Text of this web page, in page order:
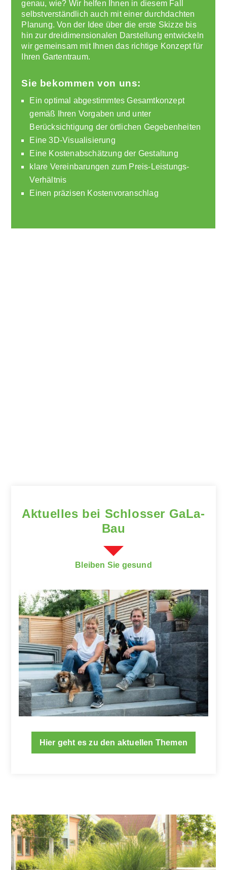
genau, wie? Wir helfen Ihnen in diesem Fall
selbstverständlich auch mit einer durchdachten
Planung. Von der Idee über die erste Skizze bis
hin zur dreidimensionalen Darstellung entwickeln
wir gemeinsam mit Ihnen das richtige Konzept für
Ihren Gartentraum.
Sie bekommen von uns:
Ein optimal abgestimmtes Gesamtkonzept
gemäß Ihren Vorgaben und unter
Berücksichtigung der örtlichen Gegebenheiten
Eine 3D-Visualisierung
Eine Kostenabschätzung der Gestaltung
klare Vereinbarungen zum Preis-Leistungs-
Verhältnis
Einen präzisen Kostenvoranschlag
Aktuelles bei Schlosser GaLa-
Bau
Bleiben Sie gesund
Hier geht es zu den aktuellen Themen